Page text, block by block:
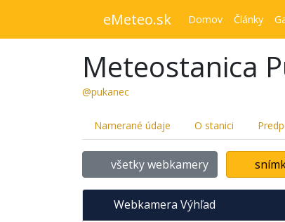
eMeteo.sk Domov Články
Meteostanica
@pukanec
Namerané údaje O stanici
všetky webkamery
Webkamera Výhľad